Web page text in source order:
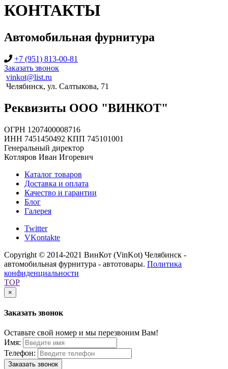
КОНТАКТЫ
Автомобильная фурнитура
+7 (951) 813-00-81
Заказать звонок
vinkot@list.ru
Челябинск, ул. Салтыкова, 71
Реквизиты ООО "ВИНКОТ"
ОГРН 1207400008716
ИНН 7451450492 КПП 745101001
Генеральный директор
Котляров Иван Игоревич
Каталог товаров
Доставка и оплата
Качество и гарантии
Блог
Галерея
Twitter
VKontakte
Copyright © 2014-2021 ВинКот (VinKot) Челябинск -
автомобильная фурнитура - автотовары. Политика
конфиденциальности
TOP
×
Заказать звонок
Оставьте свой номер и мы перезвоним Вам!
Имя:
Телефон:
Заказать звонок